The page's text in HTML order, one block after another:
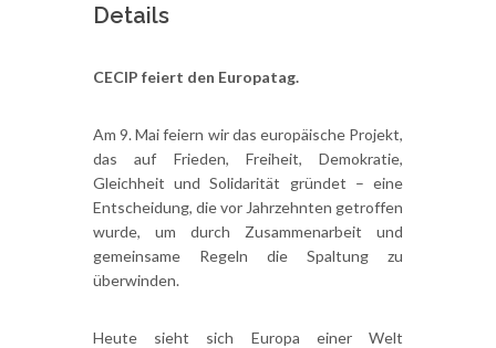
Details
CECIP feiert den Europatag.
Am 9. Mai feiern wir das europäische Projekt,
das auf Frieden, Freiheit, Demokratie,
Gleichheit und Solidarität gründet – eine
Entscheidung, die vor Jahrzehnten getroffen
wurde, um durch Zusammenarbeit und
gemeinsame Regeln die Spaltung zu
überwinden.
Heute sieht sich Europa einer Welt